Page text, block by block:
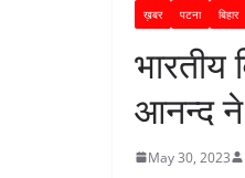
ख़बर पटना बिहार
भारतीय
आनन्द
May 30, 2023